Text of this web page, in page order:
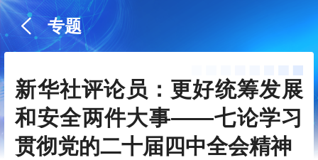
专题
新华社评论员：更好统筹发展
和安全两件大事——七论学习
贯彻党的二十届四中全会精神